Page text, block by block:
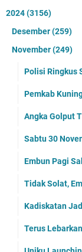
2024(3156)
Desember(259)
November(249)
Polisi Ringkus
Pemkab
Angka Golput
Sabtu 30
Embun Pagi
Tidak Solat,
Kadiskatan
Terus